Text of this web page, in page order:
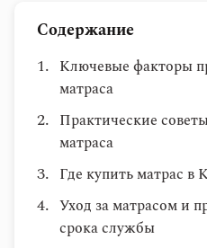
Содержание
Ключевые факторы
матраса
Практические
матраса
Где купить матрас в
Уход за матрасом и
срока службы